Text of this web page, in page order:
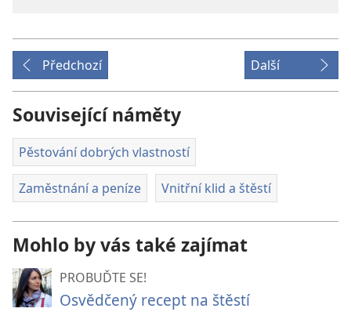
Předchozí Další
Související náměty
Pěstování dobrých vlastností
Zaměstnání a peníze Vnitřní klid a štěstí
Mohlo by vás také zajímat
PROBUĎTE SE!
Osvědčený recept na štěstí